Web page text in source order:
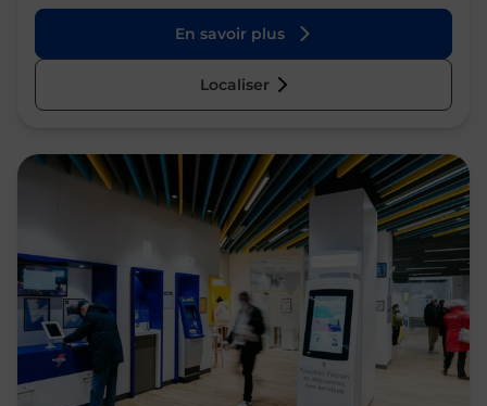
En savoir plus
Localiser